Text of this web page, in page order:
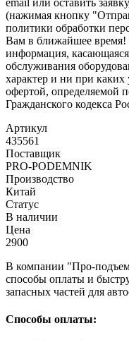
(нажимая кнопку
политики обработки
Вам в ближайшее время!
информация,
обслуживания
характер и ни при каких
офертой, определяемой
Гражданского кодекса
Артикул
435561
Поставщик
PRO-PODEMNIK
Производство
Китай
Статус
В наличии
Цена
2900
В компании "Про-
способы оплаты и
запасных частей для
Способы оплаты: